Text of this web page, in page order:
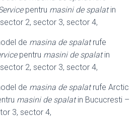
pentru masini de spalatin
2, sector 3, sector 4,
de masina de spalatrufe
pentru masini de spalatin
2, sector 3, sector 4,
de masina de spalatrufe Arctic
masini de spalatin Bucucresti –
3, sector 4,